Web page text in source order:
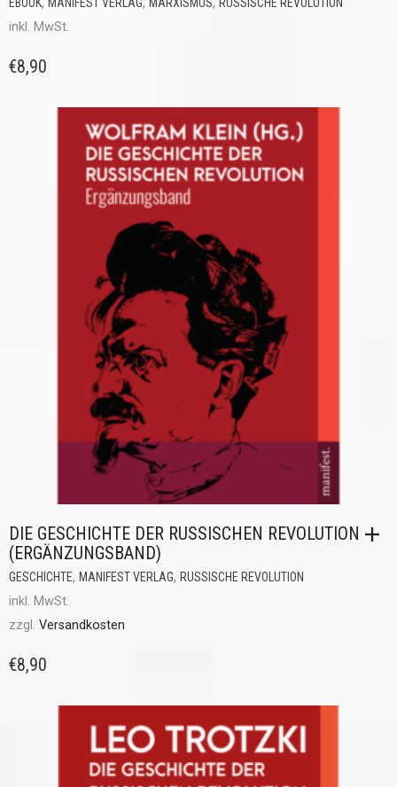
inkl. MwSt.
€8,90
DIE GESCHICHTE DER RUSSISCHEN REVOLUTION
(ERGÄNZUNGSBAND)
GESCHICHTE, MANIFEST VERLAG, RUSSISCHE REVOLUTION
inkl. MwSt.
zzgl. Versandkosten
€8,90